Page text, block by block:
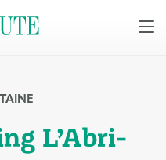
L’Abri-